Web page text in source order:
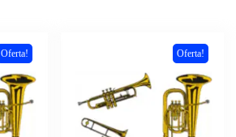
Oferta! Oferta!